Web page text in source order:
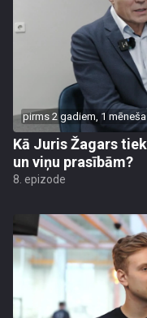
pirms 2 gadiem, 1 mēneša
Kā Juris Žagars
un viņu prasībām?
8. epizode